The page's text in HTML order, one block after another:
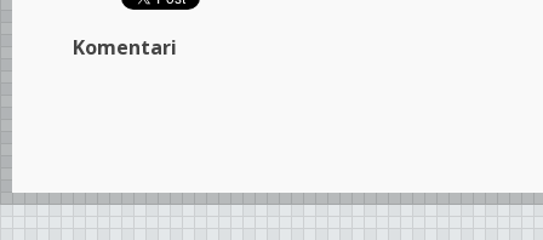
Komentari